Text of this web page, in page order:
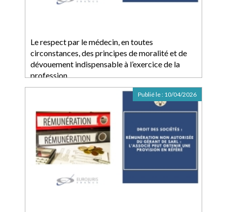
Le respect par le médecin, en toutes
circonstances, des principes de moralité et de
dévouement indispensable à l’exercice de la
profession
Publié le : 10/04/2026